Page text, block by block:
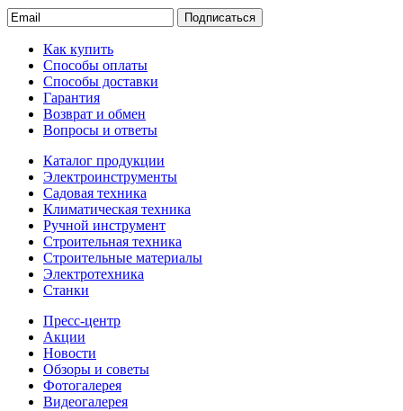
Подписаться
Как купить
Способы оплаты
Способы доставки
Гарантия
Возврат и обмен
Вопросы и ответы
Каталог продукции
Электроинструменты
Садовая техника
Климатическая техника
Ручной инструмент
Строительная техника
Строительные материалы
Электротехника
Станки
Пресс-центр
Акции
Новости
Обзоры и советы
Фотогалерея
Видеогалерея